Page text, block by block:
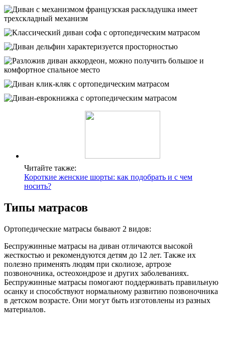
Читайте также:
Короткие женские шорты: как подобрать и с чем
носить?
Типы матрасов
Ортопедические матрасы бывают 2 видов:
Беспружинные матрасы на диван отличаются высокой
жесткостью и рекомендуются детям до 12 лет. Также их
полезно применять людям при сколиозе, артрозе
позвоночника, остеохондрозе и других заболеваниях.
Беспружинные матрасы помогают поддерживать правильную
осанку и способствуют нормальному развитию позвоночника
в детском возрасте. Они могут быть изготовлены из разных
материалов.